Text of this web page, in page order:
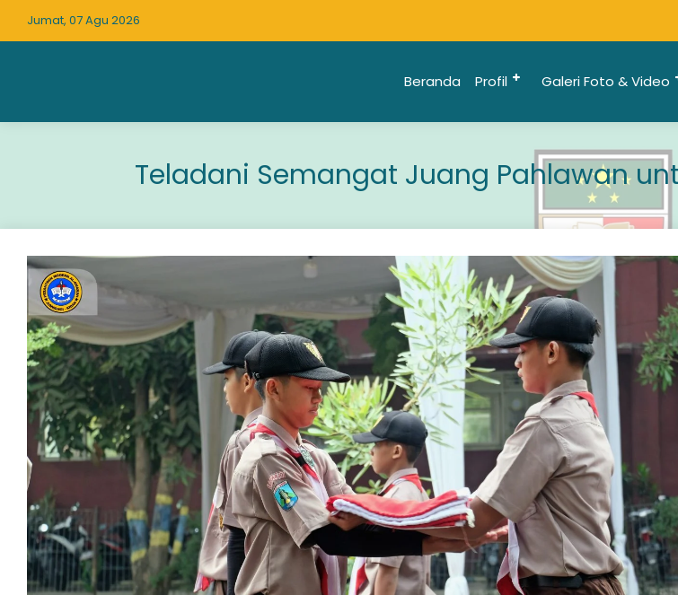
Jumat, 07 Agu 2026
Beranda Profil Galeri Foto & Video
Teladani Semangat Juang Pahlawan